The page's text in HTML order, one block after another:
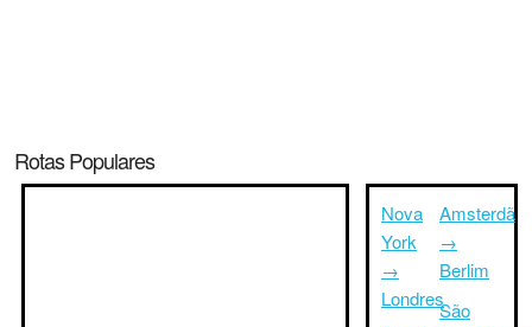
Rotas Populares
Nova
York
→
Londres
Amsterdã
→
Berlim
São